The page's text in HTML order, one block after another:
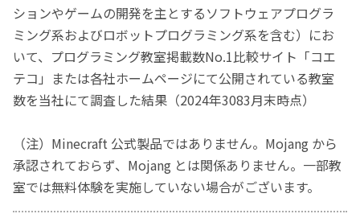
ションやゲームの開発を主とするソフトウェアプログラ
ミング系およびロボットプログラミング系を含む）にお
いて、プログラミング教室掲載数No.1比較サイト「コエ
テコ」または各社ホームページにて公開されている教室
数を当社にて調査した結果（2024年3083月末時点）
（注）Minecraft 公式製品ではありません。Mojang から
承認されておらず、Mojang とは関係ありません。一部教
室では無料体験を実施していない場合がございます。